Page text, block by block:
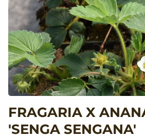
FRAGARIA X
'SENGA SENGANA'